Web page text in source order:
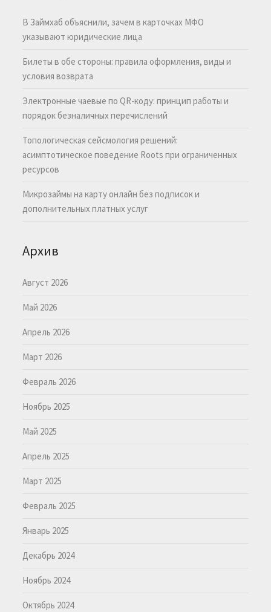
В Займхаб объяснили, зачем в карточках МФО
указывают юридические лица
Билеты в обе стороны: правила оформления, виды и
условия возврата
Электронные чаевые по QR-коду: принцип работы и
порядок безналичных перечислений
Топологическая сейсмология решений:
асимптотическое поведение Roots при ограниченных
ресурсов
Микрозаймы на карту онлайн без подписок и
дополнительных платных услуг
Архив
Август 2026
Май 2026
Апрель 2026
Март 2026
Февраль 2026
Ноябрь 2025
Май 2025
Апрель 2025
Март 2025
Февраль 2025
Январь 2025
Декабрь 2024
Ноябрь 2024
Октябрь 2024